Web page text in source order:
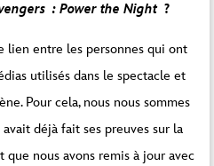
: Power the Night?
lien entre les personnes qui ont
utilisés dans le spectacle et
Pour cela, nous nous sommes
déjà fait ses preuves sur la
que nous avons remis à jour avec